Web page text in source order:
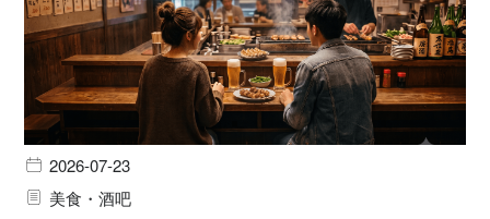
2026-07-23
美食・酒吧